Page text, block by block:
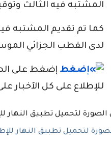
المشتبه فيه الثالث
كما تم تقديم المشتبه
لدى القطب الجزائي
إضغط على
للإطلاع على كل الآخبار
لتحميل تطبيق النهار